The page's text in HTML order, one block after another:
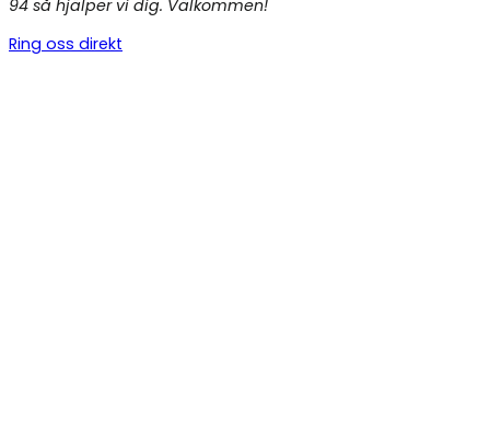
94 så hjälper vi dig. Välkommen!
Ring oss direkt